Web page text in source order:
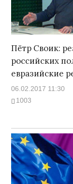
Пётр Своик:
российских
евразийские
06.02.2017 11:30
1003